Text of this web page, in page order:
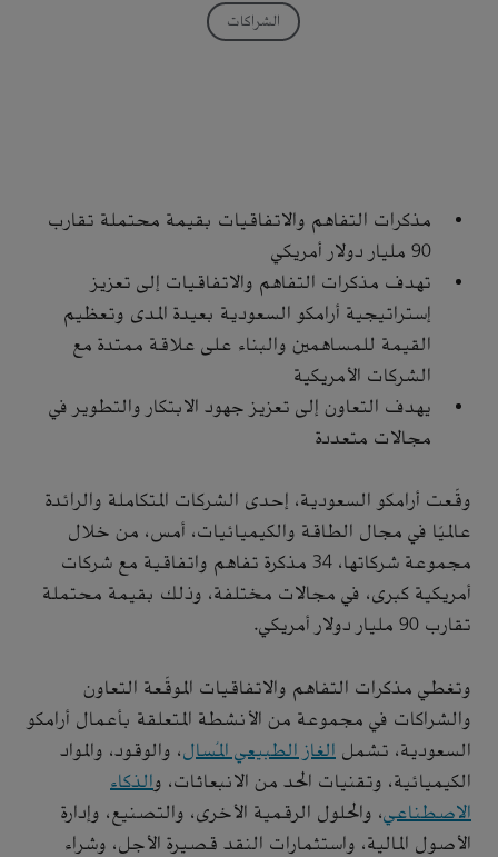
الشراكات
مذكرات التفاهم والاتفاقيات بقيمة محتملة تقارب
90 مليار دولار أمريكي
تهدف مذكرات التفاهم والاتفاقيات إلى تعزيز
إستراتيجية أرامكو السعودية بعيدة المدى وتعظيم
القيمة للمساهمين والبناء على علاقة ممتدة مع
الشركات الأمريكية
يهدف التعاون إلى تعزيز جهود الابتكار والتطوير في
مجالات متعددة
وقّعت أرامكو السعودية، إحدى الشركات المتكاملة والرائدة
عالميًا في مجال الطاقة والكيميائيات، أمس، من خلال
مجموعة شركاتها، 34 مذكرة تفاهم واتفاقية مع شركات
أمريكية كبرى، في مجالات مختلفة، وذلك بقيمة محتملة
تقارب 90 مليار دولار أمريكي.
وتغطي مذكرات التفاهم والاتفاقيات الموقّعة التعاون
والشراكات في مجموعة من الأنشطة المتعلقة بأعمال أرامكو
السعودية، تشمل الغاز الطبيعي المُسال، والوقود، والمواد
الكيميائية، وتقنيات الحد من الانبعاثات، والذكاء
الاصطناعي، والحلول الرقمية الأخرى، والتصنيع، وإدارة
الأصول المالية، واستثمارات النقد قصيرة الأجل، وشراء